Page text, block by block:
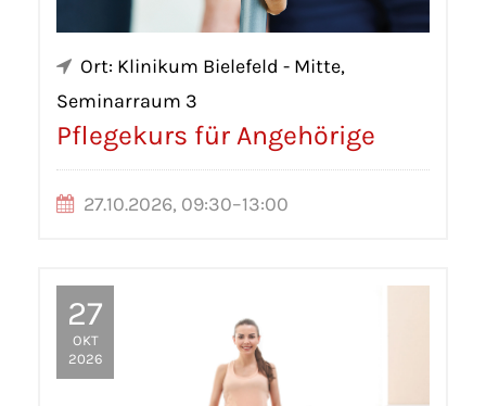
Ort: Klinikum Bielefeld - Mitte,
Seminarraum 3
Pflegekurs für Angehörige
27.10.2026, 09:30–13:00
27
OKT
2026